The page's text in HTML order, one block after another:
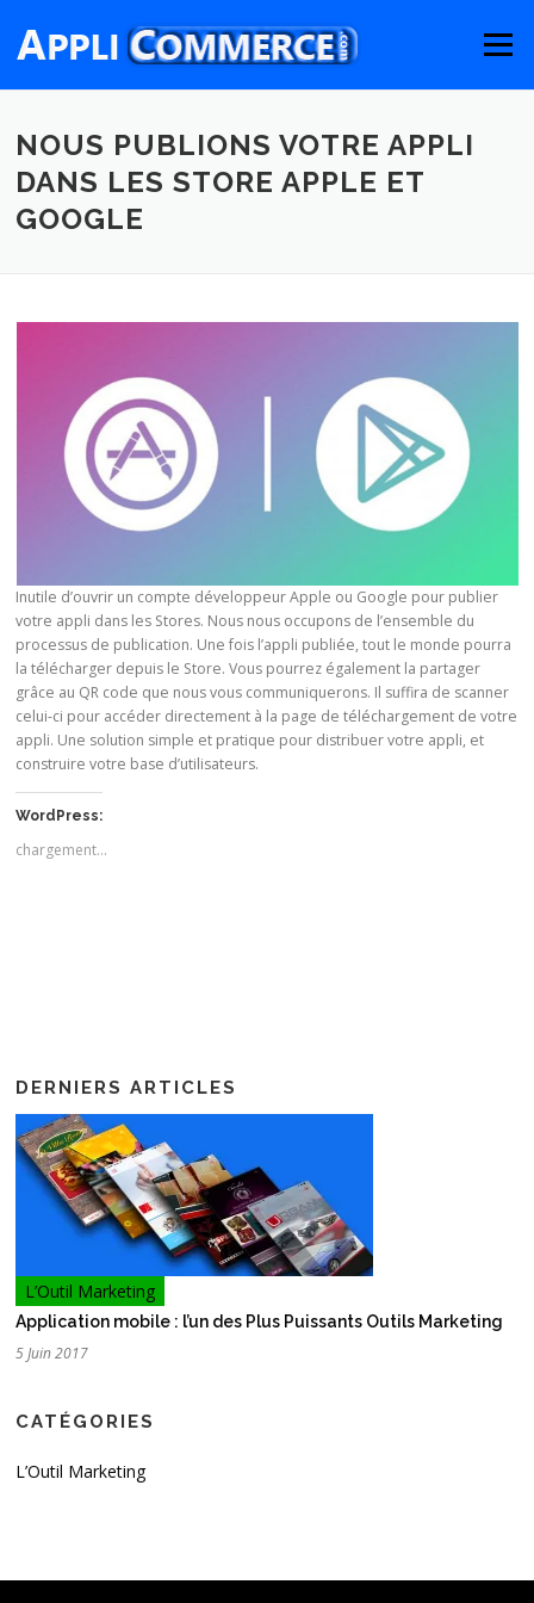
contenu
Menu
NOUS PUBLIONS VOTRE APPLI
DANS LES STORE APPLE ET
GOOGLE
Inutile d’ouvrir un compte développeur Apple ou Google pour publier
votre appli dans les Stores. Nous nous occupons de l’ensemble du
processus de publication. Une fois l’appli publiée, tout le monde pourra
la télécharger depuis le Store. Vous pourrez également la partager
grâce au QR code que nous vous communiquerons. Il suffira de scanner
celui-ci pour accéder directement à la page de téléchargement de votre
appli. Une solution simple et pratique pour distribuer votre appli, et
construire votre base d’utilisateurs.
WordPress:
chargement…
DERNIERS ARTICLES
L’Outil Marketing
Application mobile : l’un des Plus Puissants Outils Marketing
5 Juin 2017
CATÉGORIES
L’Outil Marketing